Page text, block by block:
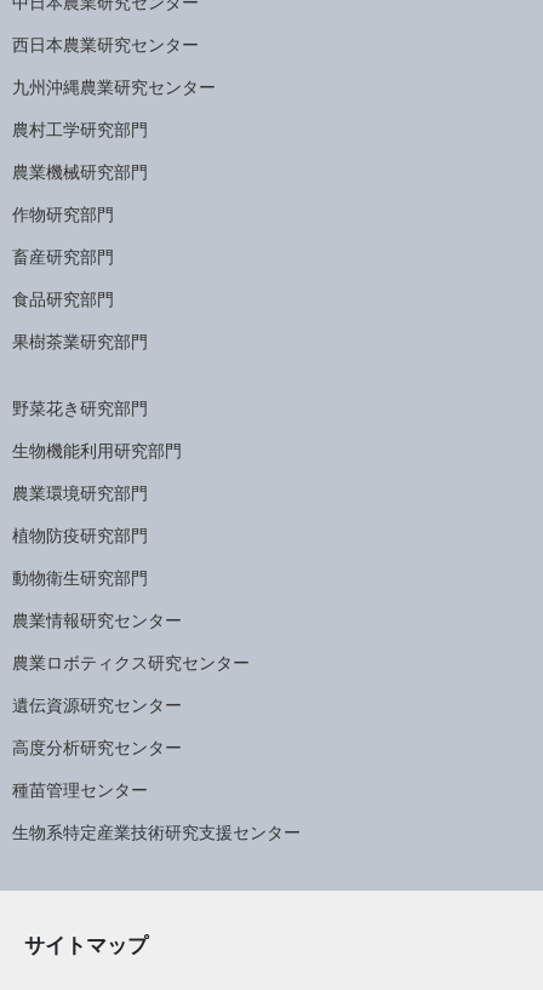
西日本農業研究センター
九州沖縄農業研究センター
農村工学研究部門
農業機械研究部門
作物研究部門
畜産研究部門
食品研究部門
果樹茶業研究部門
野菜花き研究部門
生物機能利用研究部門
農業環境研究部門
植物防疫研究部門
動物衛生研究部門
農業情報研究センター
農業ロボティクス研究センター
遺伝資源研究センター
高度分析研究センター
種苗管理センター
生物系特定産業技術研究支援センター
サイトマップ